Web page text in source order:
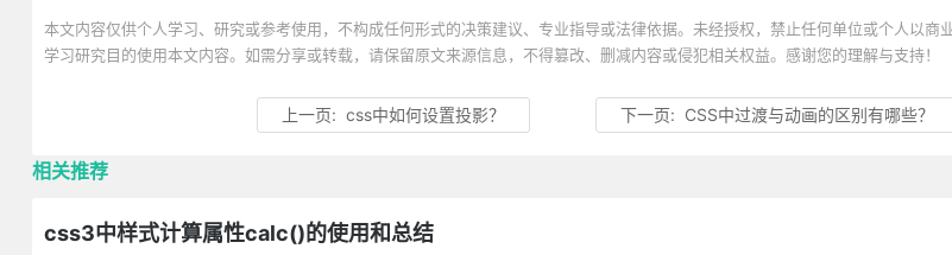
本文内容仅供个人学习、研究或参考使用，不构成任何形式的决策建议、专业指导或法律依据。未经授权，禁止任何单位或个人以商
学习研究目的使用本文内容。如需分享或转载，请保留原文来源信息，不得篡改、删减内容或侵犯相关权益。感谢您的理解与支持！
上一页:css中如何设置投影？ 下一页: CSS中过渡与动画的区别有哪些？
相关推荐
css3中样式计算属性calc()的使用和总结